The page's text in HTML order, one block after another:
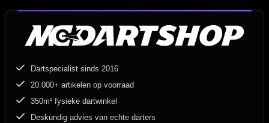
Dartspecialist sinds 2016
20.000+ artikelen op voorraad
350m² fysieke dartwinkel
Deskundig advies van echte darters